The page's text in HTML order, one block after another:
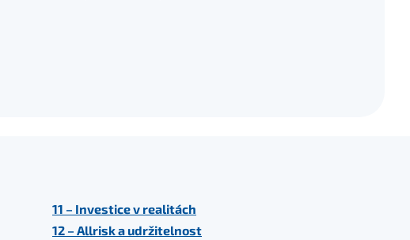
11 – Investice v realitách
12 – Allrisk a udržitelnost